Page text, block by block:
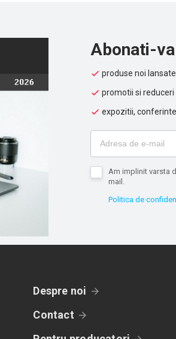
Abonati-
produse noi
promotii si
expozitii,
Am implinit varsta
mail.
Politica de
Despre noi
Contact